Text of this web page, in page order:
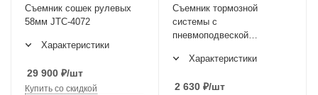
Съемник сошек рулевых
58мм JTC-4072
Характеристики
29 900 ₽/шт
Купить со скидкой
Съемник тормозной
системы с
пневмоподвеской
4017Характеристики
2 630 ₽/шт